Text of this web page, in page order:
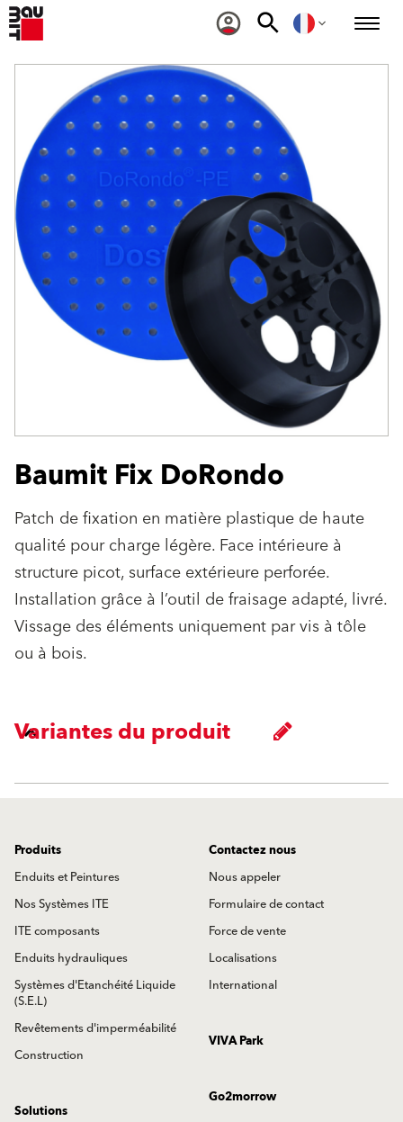
Baumit Fix DoRondo
Patch de fixation en matière plastique de haute
qualité pour charge légère. Face intérieure à
structure picot, surface extérieure perforée.
Installation grâce à l’outil de fraisage adapté, livré.
Vissage des éléments uniquement par vis à tôle
ou à bois.
Variantes du produit
Produits
Enduits et Peintures
Nos Systèmes ITE
ITE composants
Enduits hydrauliques
Systèmes d'Etanchéité Liquide
(S.E.L)
Revêtements d'imperméabilité
Construction
Contactez nous
Nous appeler
Formulaire de contact
Force de vente
Localisations
International
VIVA Park
Go2morrow
Solutions